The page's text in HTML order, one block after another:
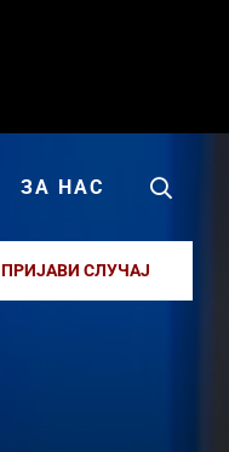
ЗА НАС
ПРИЈАВИ СЛУЧАЈ